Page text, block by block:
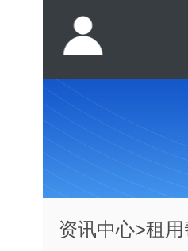
资讯中心>租用